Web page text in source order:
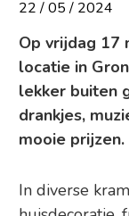
22 / 05 / 2024
Op vrijdag 17
locatie in
lekker buiten
drankjes,
mooie prijzen.
In diverse